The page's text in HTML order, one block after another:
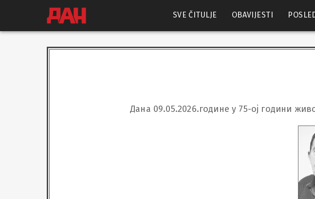
SVE ČITULJE OBAVIJESTI
Дана 09.05.2026.године у 75-ој години